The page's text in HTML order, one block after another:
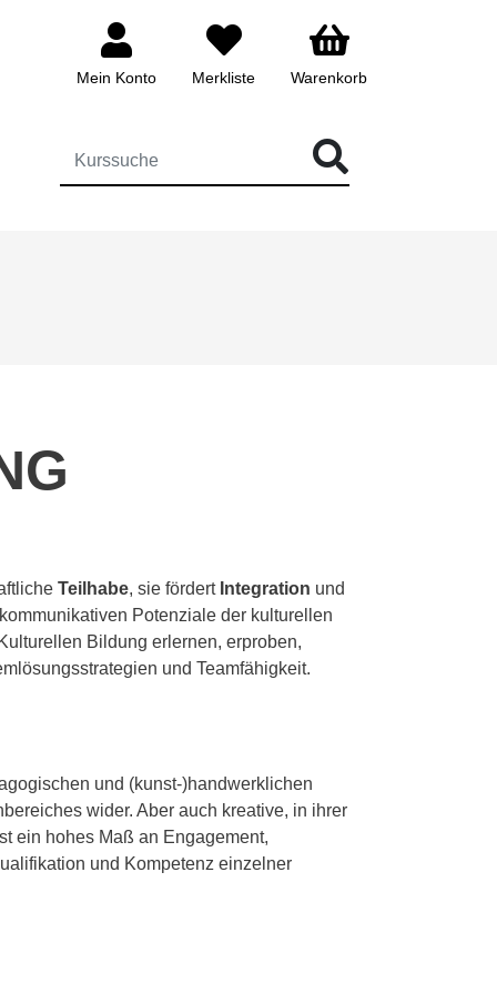
Mein Konto Merkliste Warenkorb
Teilhabe, sie fördert Integration und
Potenziale der kulturellen
Bildung erlernen, erproben,
und Teamfähigkeit.
und (kunst-)handwerklichen
wider. Aber auch kreative, in ihrer
ein hohes Maß an Engagement,
und Kompetenz einzelner